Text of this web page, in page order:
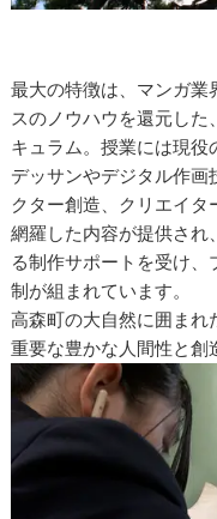
最大の特徴は、マンガ業
スのノウハウを還元した
キュラム。授業には現役
デッサンやデジタル作画
クター創造、クリエイ
網羅した内容が提供され
る制作サポートを受け
制が組まれています。
高森町の大自然に囲まれ
重要な豊かな人間性と創